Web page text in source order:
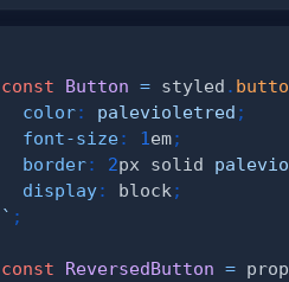
const Button = styled .
color: palevioletred ;
font-size: 1 em;
border: 2px solid
display: block ;
` ;
const ReversedButton =